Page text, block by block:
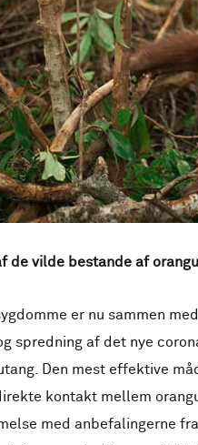
de vilde bestande af
er nu sammen
spredning af det nye
Den mest effektive
kontakt mellem
med anbefalingerne